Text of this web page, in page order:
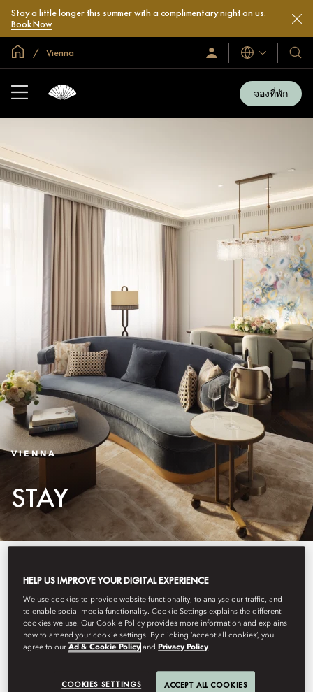
Stay a little longer this summer with a complimentary night on us.
Book Now
หน้าหลักทั่วโลก
Vienna
ลงชื่อ
เข้า
ภาษา
โรง
และ
รีสอ
ของ
จองที่พัก
VIENNA
STAY
A historic hotel with contemporary
touches, Mandarin Oriental,
Vienna offers five-star luxury in
the picturesque Old Town, just
steps from the city's top
HELP US IMPROVE YOUR DIGITAL EXPERIENCE
We use cookies to provide website functionality, to analyse our traffic, and
to enable social media functionality. Cookie Settings explains the different
cookies we use. Our Cookie Policy provides more information and explains
how to amend your cookie settings. By clicking ‘accept all cookies’, you
agree to ourAd & Cookie Policy and Privacy Policy
COOKIES SETTINGS ACCEPT ALL COOKIES